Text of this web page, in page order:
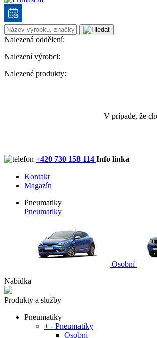
Nalezená oddělení:
Nalezení výrobci:
Nalezené produkty:
V prípade, že
+420 730 158 114 Info linka
Kontakt
Magazín
Pneumatiky
Pneumatiky
Osobní
Nabídka
Produkty a služby
Pneumatiky
+ - Pneumatiky
Osobní